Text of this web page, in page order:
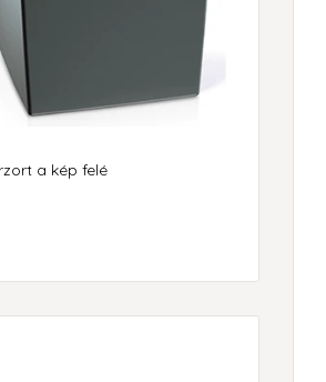
a kép felé